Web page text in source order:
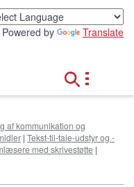
Powered by Translate
af kommunikation og
| Tekst-til-tale-udstyr og -
med skrivestøtte |